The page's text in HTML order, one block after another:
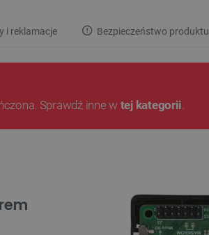
i reklamacje Bezpieczeństwo produktu
Sprawdź inne w tej kategorii.